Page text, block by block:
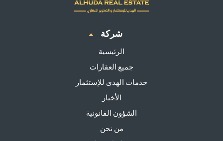
شركة
الرئيسية
جميع العقارات
خدمات الهدى للإستثمار
الأخبار
الشؤون القانونية
من نحن